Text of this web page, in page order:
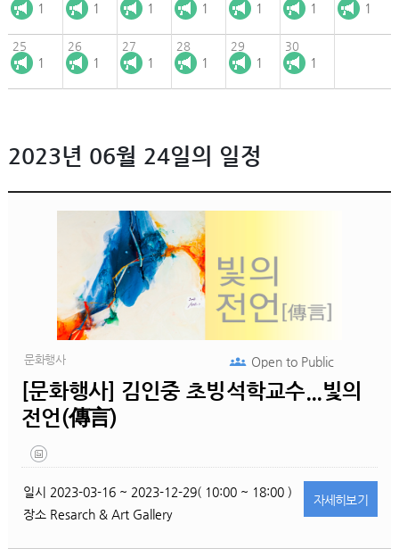
1 1 1 1 1 1 1
25
1
26
1
27
1
28
1
29
1
30
1
2023년 06월 24일의 일정
문화행사
[문화행사] 김인중 초빙석학교수...빛의
전언(傳言)
Open toPublic
일시 2023-03-16 ~ 2023-12-29( 10:00 ~ 18:00 )
장소 Resarch & Art Gallery
자세히보기